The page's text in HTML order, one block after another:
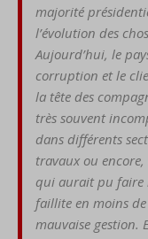
majorité prés
l’évolution des
Aujourd’hui, le
corruption et le
la tête des
très souvent
dans différents
travaux ou
qui auraitpu faire
faillite en moins
mauvaise gestion.